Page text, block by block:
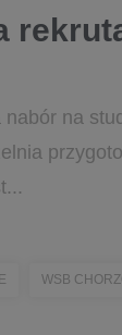
na
WSB